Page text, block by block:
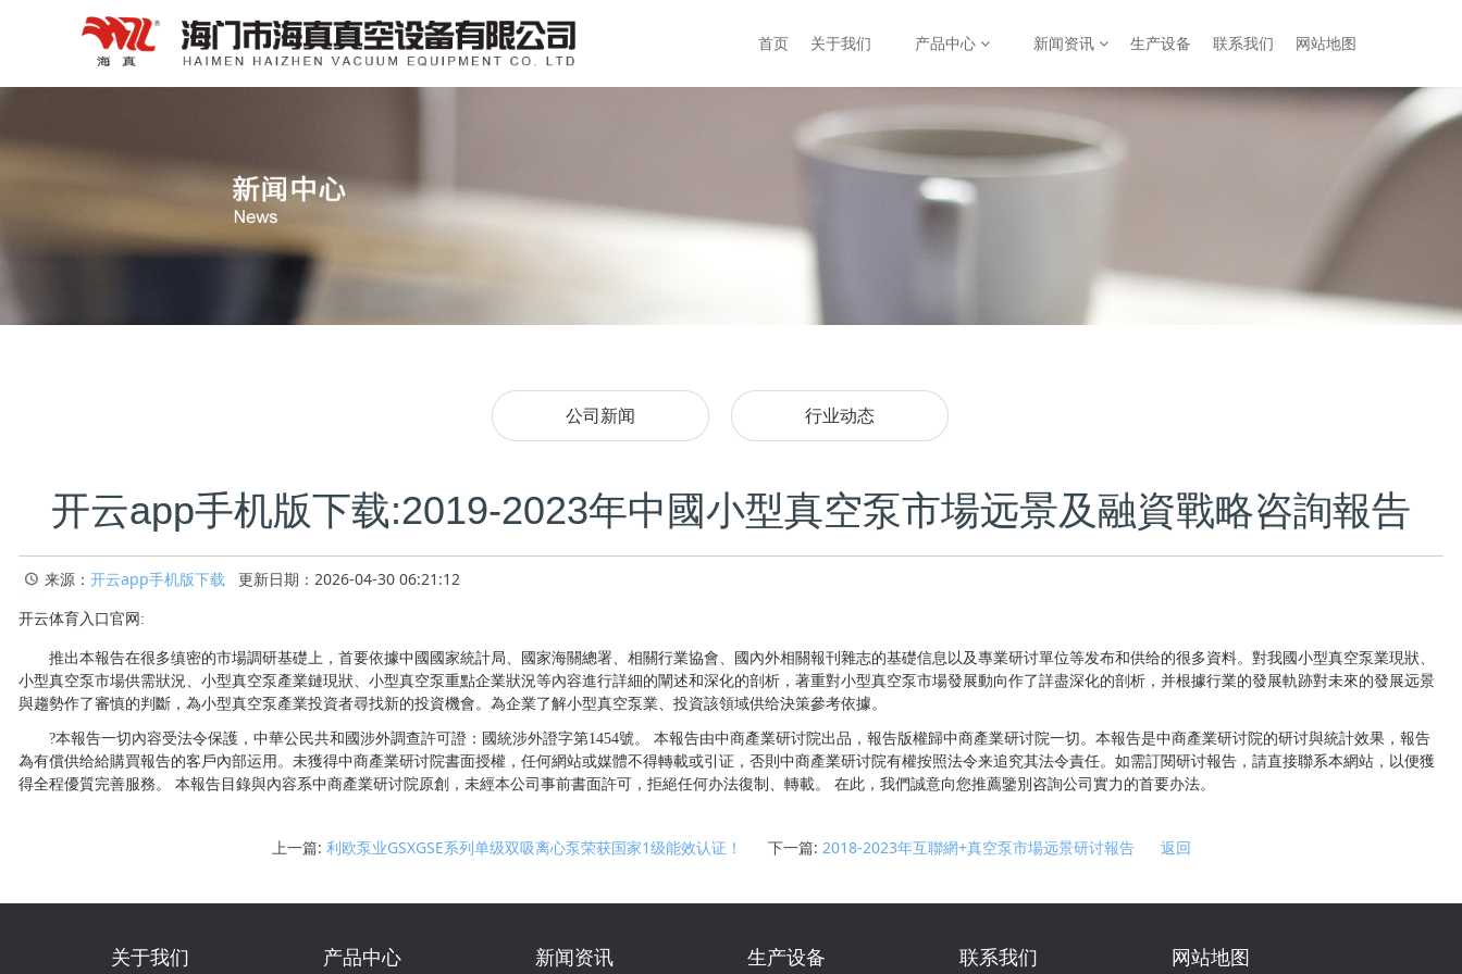
首页 关于我们 产品中心 新闻资讯 生产设备 联系我们 网站地图
公司新闻 行业动态
开云app手机版下载:2019-2023年中國小型真空泵市場远景及融資戰略咨詢報告
来源： 开云app手机版下载 更新日期：2026-04-30 06:21:12
开云体育入口官网:
推出本報告在很多缜密的市場調研基礎上，首要依據中國國家統計局、國家海關總署、相關行業協會、國內外相關報刊雜志的基礎信息以及專業研讨單位等发布和供给的很多資料。對我國小型真空泵業現狀、
小型真空泵市場供需狀況、小型真空泵產業鏈現狀、小型真空泵重點企業狀況等內容進行詳細的闡述和深化的剖析，著重對小型真空泵市場發展動向作了詳盡深化的剖析，并根據行業的發展軌跡對未來的發展远景
與趨勢作了審慎的判斷，為小型真空泵產業投資者尋找新的投資機會。為企業了解小型真空泵業、投資該領域供给決策參考依據。
?本報告一切內容受法令保護，中華公民共和國涉外調查許可證：國統涉外證字第1454號。 本報告由中商產業研讨院出品，報告版權歸中商產業研讨院一切。本報告是中商產業研讨院的研讨與統計效果，報告
為有償供给給購買報告的客戶內部运用。未獲得中商產業研讨院書面授權，任何網站或媒體不得轉載或引证，否則中商產業研讨院有權按照法令来追究其法令責任。如需訂閱研讨報告，請直接聯系本網站，以便獲
得全程優質完善服務。 本報告目錄與內容系中商產業研讨院原創，未經本公司事前書面許可，拒絕任何办法復制、轉載。 在此，我們誠意向您推薦鑒別咨詢公司實力的首要办法。
上一篇: 利欧泵业GSXGSE系列单级双吸离心泵荣获国家1级能效认证！ 下一篇: 2018-2023年互聯網+真空泵市場远景研讨報告 返回
关于我们 产品中心 新闻资讯 生产设备 联系我们 网站地图